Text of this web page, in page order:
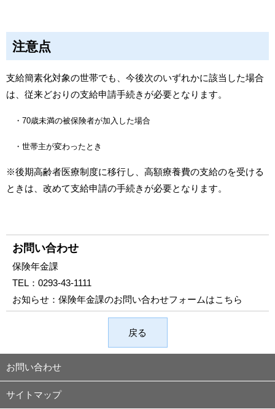
注意点
支給簡素化対象の世帯でも、今後次のいずれかに該当した場合
は、従来どおりの支給申請手続きが必要となります。
・70歳未満の被保険者が加入した場合
・世帯主が変わったとき
※後期高齢者医療制度に移行し、高額療養費の支給のを受ける
ときは、改めて支給申請の手続きが必要となります。
お問い合わせ
保険年金課
TEL： 0293-43-1111
お知らせ： 保険年金課のお問い合わせフォームはこちら
戻る
お問い合わせ
サイトマップ